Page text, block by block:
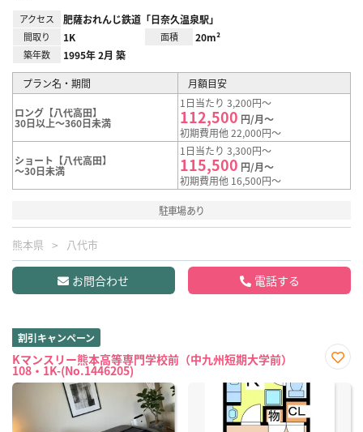
アクセス 肥薩おれんじ鉄道「日奈久温泉駅」
間取り 1K 面積 20m²
築年数 1995年 2月 築
プラン名・期間 月額目安
ロング【八代高田】
30日以上～360日未満
1日当たり 3,200円～
112,500 円/月～
初期費用他 22,000円～
ショート【八代高田】
～30日未満
1日当たり 3,300円～
115,500 円/月～
初期費用他 16,500円～
駐車場あり
熊本県 八代市
お問合わせ 電話する
割引キャンペーン
Kマンスリー熊本高等専門学校前（中九州短期大学前）
108・1K-(No.1446205)
に入